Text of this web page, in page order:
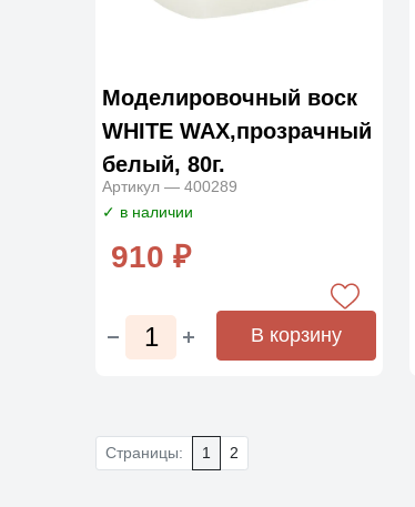
Моделировочный воск
WHITE WAX,прозрачный
белый, 80г.
Артикул — 400289
✓ в наличии
910 ₽
В корзину
Страницы: 1 2